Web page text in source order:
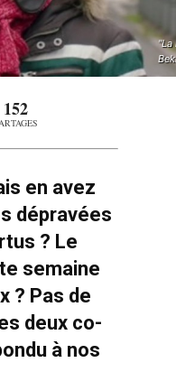
"La
152
en avez
dépravées
? Le
semaine
? Pas de
deux co-
à nos